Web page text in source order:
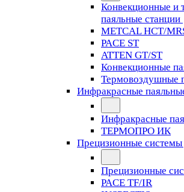
Конвекционные и
паяльные станции
METCAL HCT/
PACE ST
ATTEN GT/ST
Конвекционные
Термовоздушные
Инфракрасные
Инфракрасные
ТЕРМОПРО ИК
Прецизионные системы
Прецизионные
PACE TF/IR